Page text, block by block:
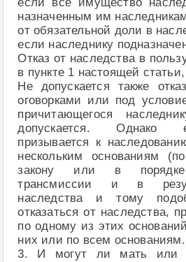
назначенным им
от обязательной доли в
если наследнику
Отказ от наследства в
в пункте 1 настоящей
Не допускается также
оговорками или под
причитающегося
допускается. Однако
призывается к
нескольким основаниям
закону или в порядке
трансмиссии и в
наследства и тому
отказаться от наследства,
по одному из этих
них или по всем основаниям.
3. И могут ли мать или